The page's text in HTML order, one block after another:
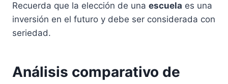
Recuerda que la elección de una escuela es una
inversión en el futuro y debe ser considerada con
seriedad.
Análisis comparativo de